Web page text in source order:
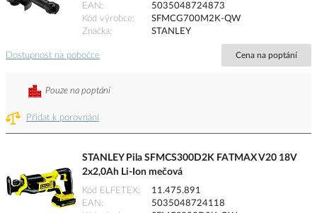
EAN
5035048724873
Kód výrobce
SFMCG700M2K-QW
Značka
STANLEY
Dostupnost na pobočce Cena na poptání
Přidat k porovnání
Pouze na poptání
STANLEY Pila SFMCS300D2K FATMAX V20 18V
2x2,0Ah Li-Ion mečová
Kód ELFETEX
11.475.891
EAN
5035048724118